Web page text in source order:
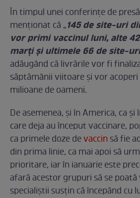
În timpul unei conferințe de
menționat că „145 de site-uri
vor primi vaccinul luni, alte
marți și ultimele 66 de site-
adăugând că livrările vor fi
săptămânii viitoare și vor
milioane de oameni.
De asemenea, și în America, ca
care deja au început vaccinare,
ca primele doze devaccinsă fie
din prima linie, ca mai apoi să
prioritare, iar în ianuarie este
afară acestor grupuri să se
specialiștii susțin că începând cu